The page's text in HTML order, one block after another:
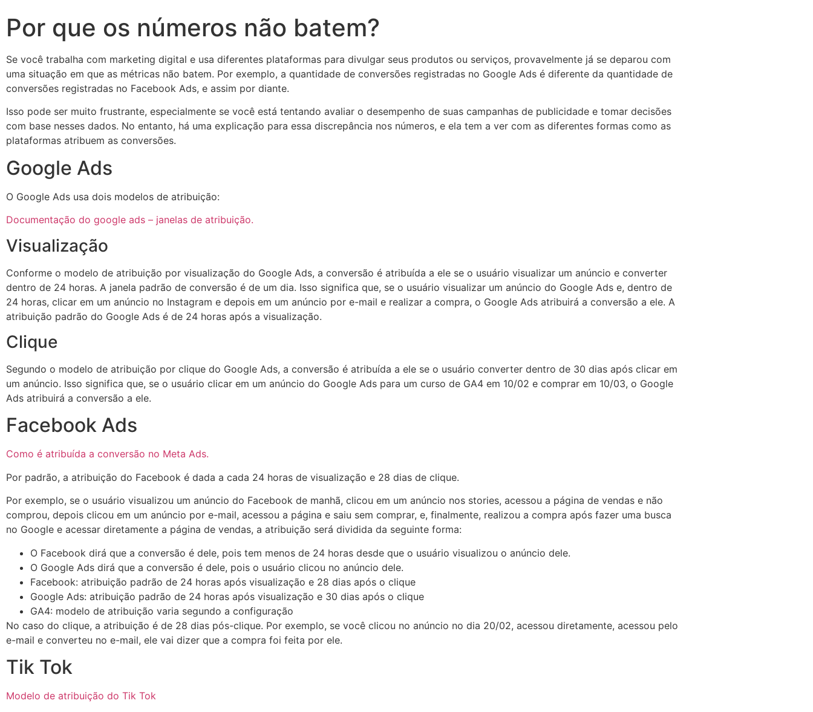
Por que os números não batem?
Se você trabalha com marketing digital e usa diferentes plataformas para divulgar seus produtos ou serviços, provavelmente já se deparou com
uma situação em que as métricas não batem. Por exemplo, a quantidade de conversões registradas no Google Ads é diferente da quantidade de
conversões registradas no Facebook Ads, e assim por diante.
Isso pode ser muito frustrante, especialmente se você está tentando avaliar o desempenho de suas campanhas de publicidade e tomar decisões
com base nesses dados. No entanto, há uma explicação para essa discrepância nos números, e ela tem a ver com as diferentes formas como as
plataformas atribuem as conversões.
Google Ads
O Google Ads usa dois modelos de atribuição:
Documentação do google ads – janelas de atribuição.
Visualização
Conforme o modelo de atribuição por visualização do Google Ads, a conversão é atribuída a ele se o usuário visualizar um anúncio e converter
dentro de 24 horas. A janela padrão de conversão é de um dia. Isso significa que, se o usuário visualizar um anúncio do Google Ads e, dentro de
24 horas, clicar em um anúncio no Instagram e depois em um anúncio por e-mail e realizar a compra, o Google Ads atribuirá a conversão a ele. A
atribuição padrão do Google Ads é de 24 horas após a visualização.
Clique
Segundo o modelo de atribuição por clique do Google Ads, a conversão é atribuída a ele se o usuário converter dentro de 30 dias após clicar em
um anúncio. Isso significa que, se o usuário clicar em um anúncio do Google Ads para um curso de GA4 em 10/02 e comprar em 10/03, o Google
Ads atribuirá a conversão a ele.
Facebook Ads
Como é atribuída a conversão no Meta Ads.
Por padrão, a atribuição do Facebook é dada a cada 24 horas de visualização e 28 dias de clique.
Por exemplo, se o usuário visualizou um anúncio do Facebook de manhã, clicou em um anúncio nos stories, acessou a página de vendas e não
comprou, depois clicou em um anúncio por e-mail, acessou a página e saiu sem comprar, e, finalmente, realizou a compra após fazer uma busca
no Google e acessar diretamente a página de vendas, a atribuição será dividida da seguinte forma:
O Facebook dirá que a conversão é dele, pois tem menos de 24 horas desde que o usuário visualizou o anúncio dele.
O Google Ads dirá que a conversão é dele, pois o usuário clicou no anúncio dele.
Facebook: atribuição padrão de 24 horas após visualização e 28 dias após o clique
Google Ads: atribuição padrão de 24 horas após visualização e 30 dias após o clique
GA4: modelo de atribuição varia segundo a configuração
No caso do clique, a atribuição é de 28 dias pós-clique. Por exemplo, se você clicou no anúncio no dia 20/02, acessou diretamente, acessou pelo
e-mail e converteu no e-mail, ele vai dizer que a compra foi feita por ele.
Tik Tok
Modelo de atribuição do Tik Tok